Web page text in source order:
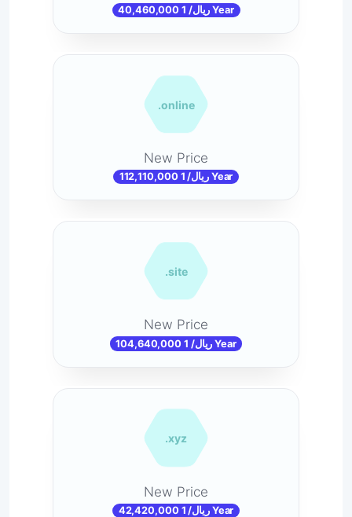
40,460,000 ریال/ 1 Year
.online
New Price
112,110,000 ریال/ 1 Year
.site
New Price
104,640,000 ریال/ 1 Year
.xyz
New Price
42,420,000 ریال/ 1 Year